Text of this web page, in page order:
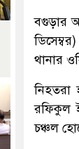
বগুড়ার
থানার
নিহতরা
রফিকুল
চঞ্চল